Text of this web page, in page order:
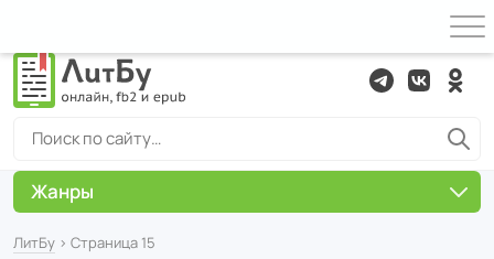
ЛитБу › Страница 15
Жанры